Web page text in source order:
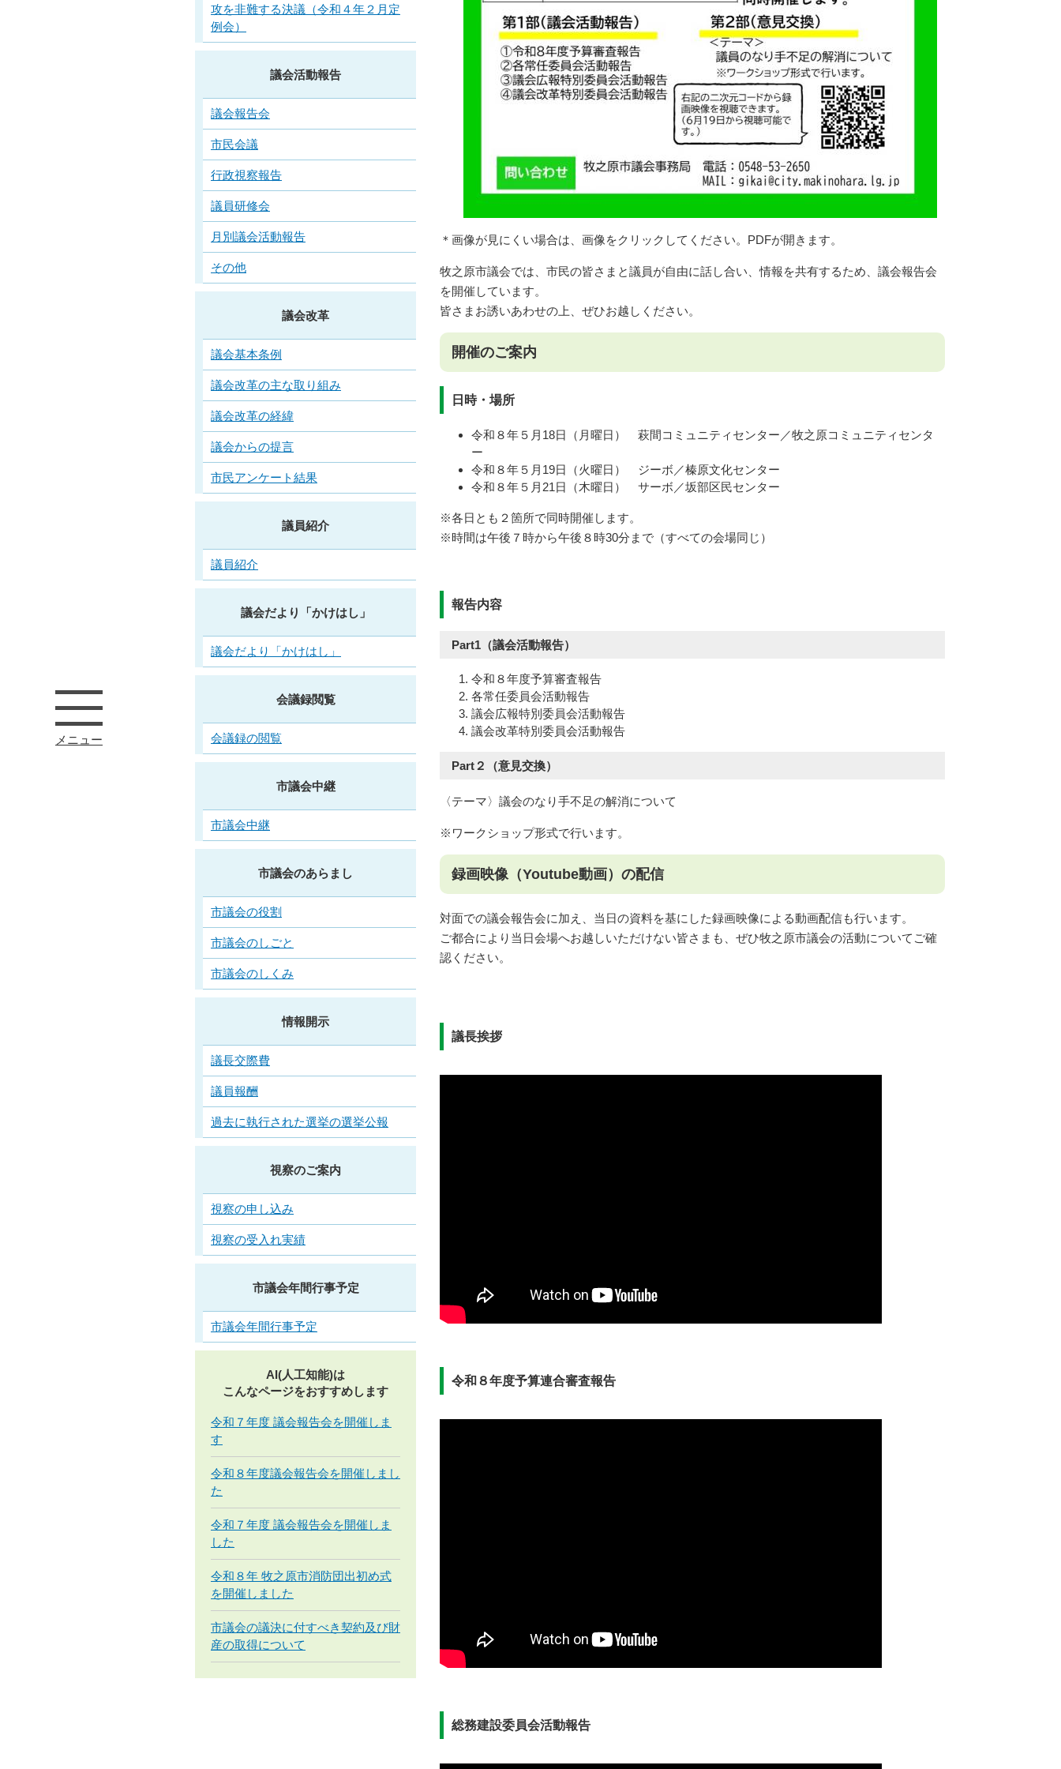
メニュー
＊画像が見にくい場合は、画像をクリックしてください。PDFが開きます。
牧之原市議会では、市民の皆さまと議員が自由に話し合い、情報を共有するため、議会報告会
を開催しています。
皆さまお誘いあわせの上、ぜひお越しください。
開催のご案内
日時・場所
令和８年５月18日（月曜日） 萩間コミュニティセンター／牧之原コミュニティセンタ
ー
令和８年５月19日（火曜日） ジーボ／榛原文化センター
令和８年５月21日（木曜日） サーボ／坂部区民センター
※各日とも２箇所で同時開催します。
※​時間は午後７時から午後８時30分まで（すべての会場同じ）
報告内容
Part1（議会活動報告）
令和８年度予算審査報告
各常任委員会活動報告
議会広報特別委員会活動報告
議会改革特別委員会活動報告
Part２（意見交換）
​〈テーマ〉議会のなり手不足の解消について
※ワークショップ形式で行います。
録画映像（Youtube動画）の配信
対面での議会報告会に加え、当日の資料を基にした録画映像による動画配信も行います。
ご都合により当日会場へお越しいただけない皆さまも、ぜひ牧之原市議会の活動についてご確
認ください。
議長挨拶
令和８年度予算連合審査報告
総務建設委員会活動報告
攻を非難する決議（令和４年２月定
例会）
議会活動報告
議会報告会
市民会議
行政視察報告
議員研修会
月別議会活動報告
その他
議会改革
議会基本条例
議会改革の主な取り組み
議会改革の経緯
議会からの提言
市民アンケート結果
議員紹介
議員紹介
議会だより「かけはし」
議会だより「かけはし」
会議録閲覧
会議録の閲覧
市議会中継
市議会中継
市議会のあらまし
市議会の役割
市議会のしごと
市議会のしくみ
情報開示
議長交際費
議員報酬
過去に執行された選挙の選挙公報
視察のご案内
視察の申し込み
視察の受入れ実績
市議会年間行事予定
市議会年間行事予定
AI(人工知能)は
こんなページをおすすめします
令和７年度 議会報告会を開催しま
す
令和８年度議会報告会を開催しまし
た
令和７年度 議会報告会を開催しま
した
令和８年 牧之原市消防団出初め式
を開催しました
市議会の議決に付すべき契約及び財
産の取得について